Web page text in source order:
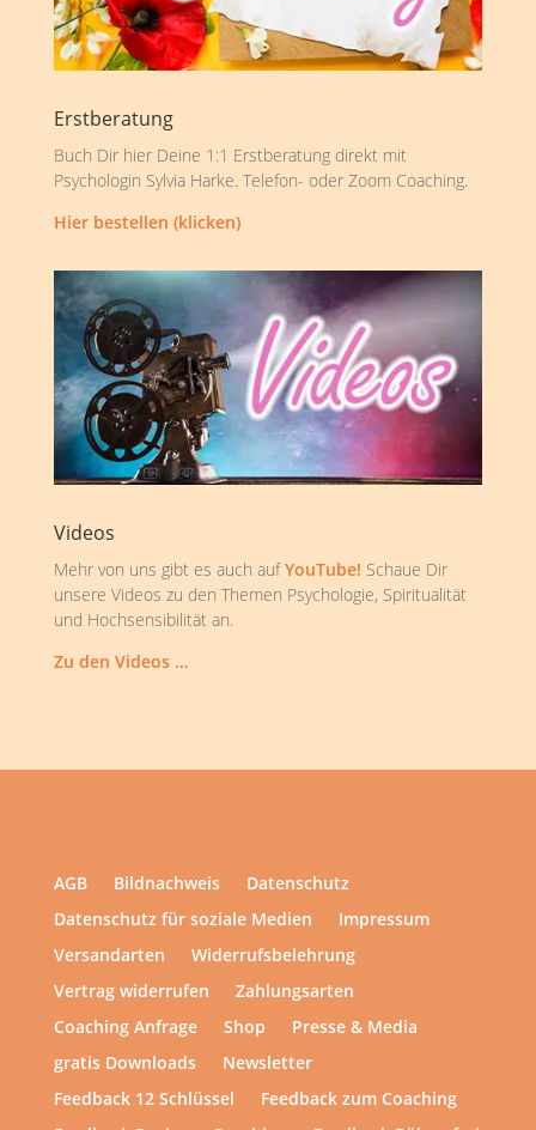
Erstberatung
Buch Dir hier Deine 1:1 Erstberatung direkt mit
Psychologin Sylvia Harke. Telefon- oder Zoom Coaching.
Hier bestellen (klicken)
Videos
Mehr von uns gibt es auch aufYouTube! Schaue Dir
unsere Videos zu den Themen Psychologie, Spiritualität
und Hochsensibilität an.
Zu den Videos …
AGB Bildnachweis
Datenschutz
Datenschutz für soziale Medien
Impressum
Versandarten
Widerrufsbelehrung
Vertrag widerrufen
Zahlungsarten
Coaching Anfrage
Shop
Presse & Media
gratis Downloads
Newsletter
Feedback 12 Schlüssel
Feedback zum Coaching